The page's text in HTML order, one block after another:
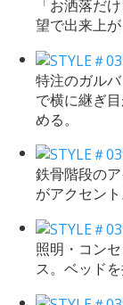
「お洒落だ
望で出来上が
特注のガル
で横に継ぎ
める。
鉄骨階段の
がアクセント
照明・コン
ス。ベッド